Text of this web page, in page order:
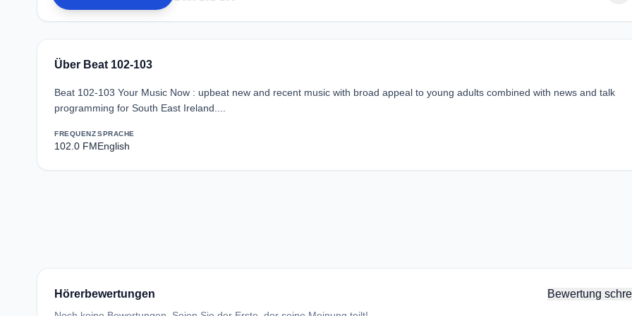
Über Beat 102-103
Beat 102-103 Your Music Now : upbeat new and recent music with broad appeal to young adults combined with news and talk
programming for South East Ireland....
FREQUENZ
102.0 FM
SPRACHE
English
Hörerbewertungen Bewertung